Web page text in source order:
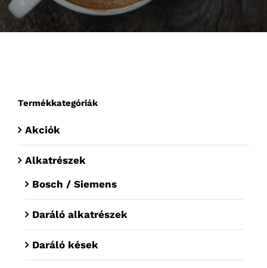
Termékkategóriák
Akciók
Alkatrészek
Bosch / Siemens
Daráló alkatrészek
Daráló kések